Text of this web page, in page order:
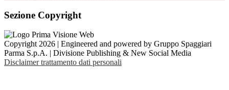
Sezione Copyright
Copyright 2026 | Engineered and powered by Gruppo Spaggiari
Parma S.p.A. | Divisione Publishing & New Social Media
Disclaimer trattamento dati personali